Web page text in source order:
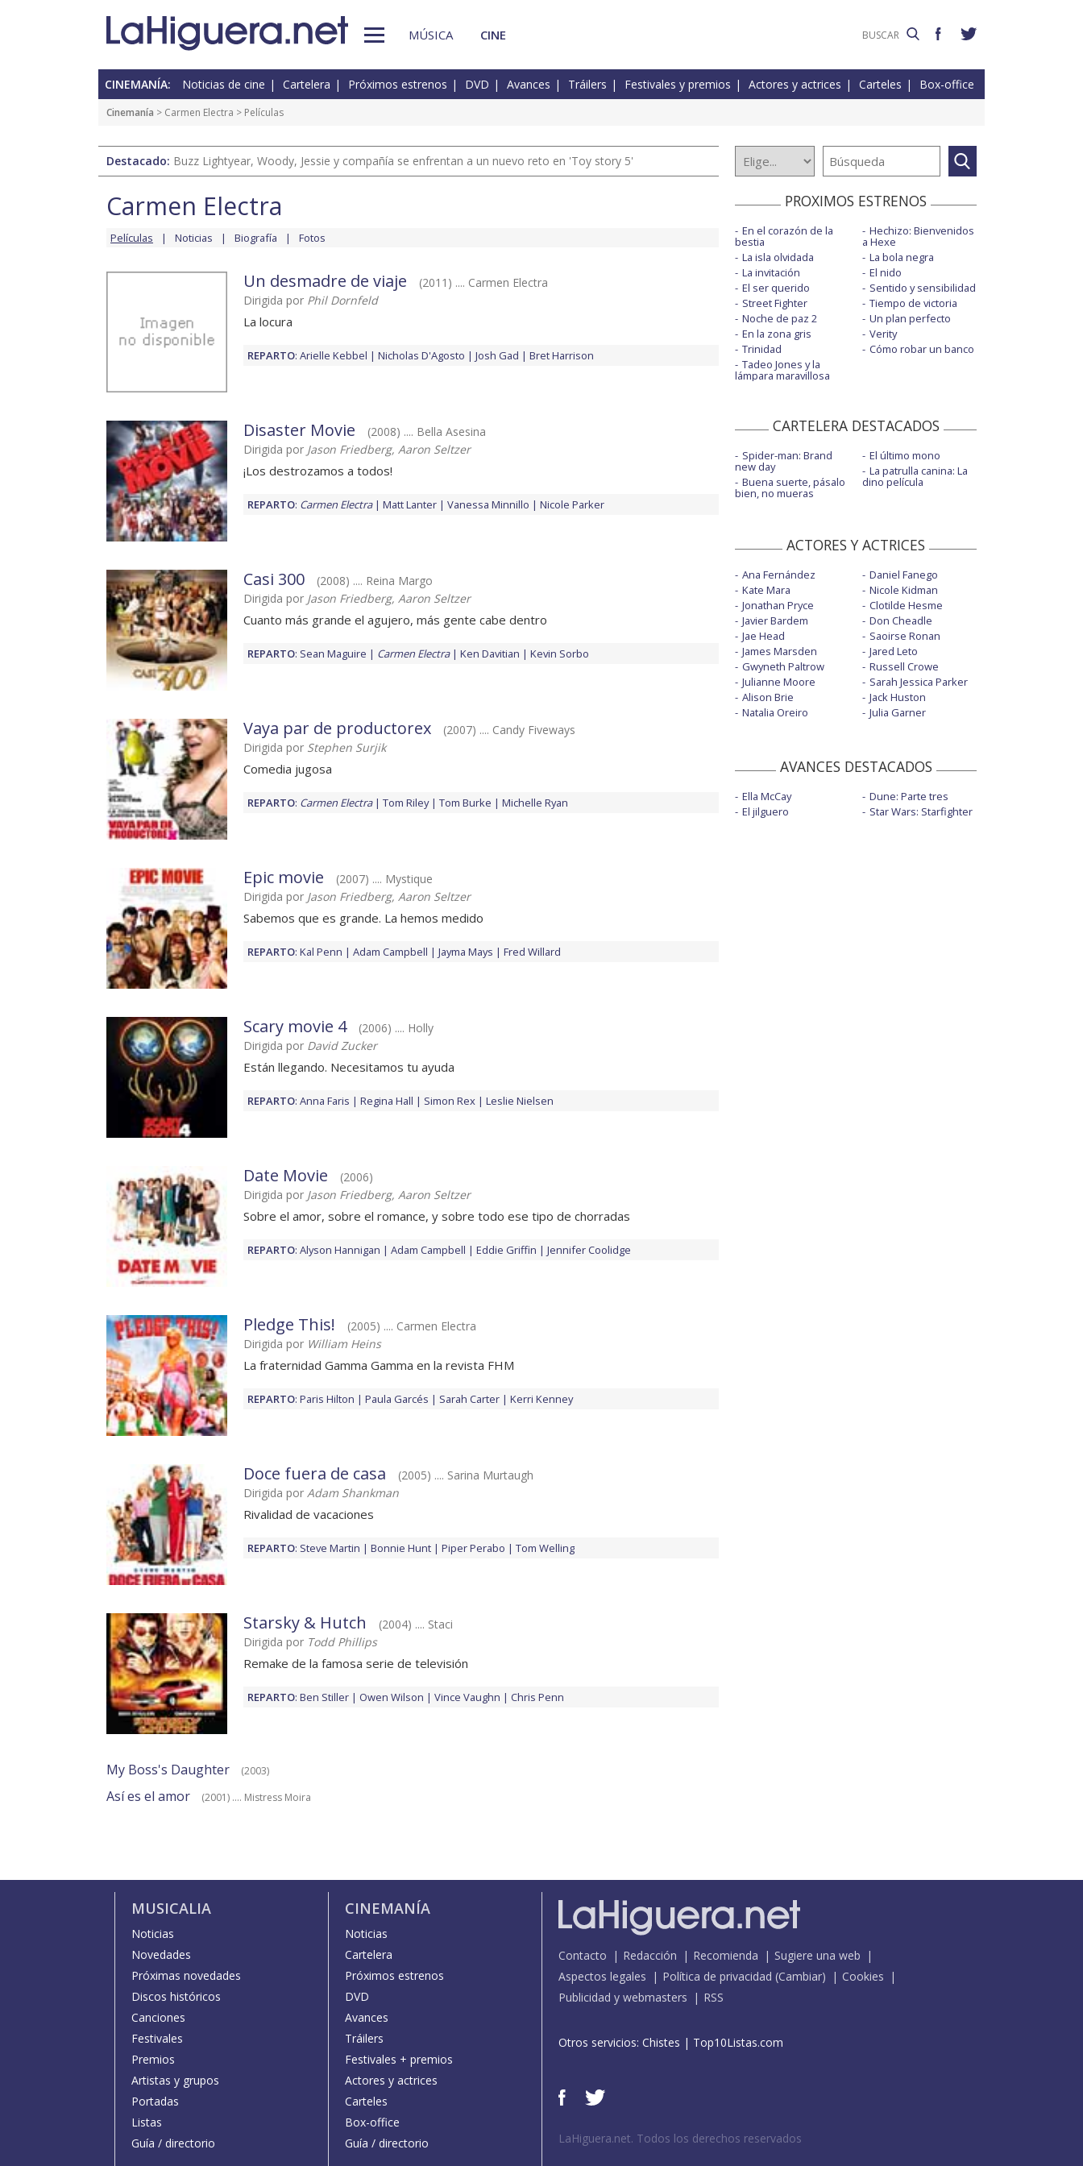
MÚSICA CINE
CINEMANÍA: Noticias de cine Cartelera Próximos estrenos DVD Avances Tráilers Festivales y premios Actores y actrices Carteles Box-office
Cinemanía > Carmen Electra > Películas
Destacado: Buzz Lightyear, Woody, Jessie y compañía se enfrentan a un nuevo reto en 'Toy story 5'
Carmen Electra
Películas Noticias Biografía Fotos
Un desmadre de viaje
(2011) .... Carmen Electra
Dirigida por Phil Dornfeld
La locura
REPARTO: Arielle Kebbel Nicholas D'Agosto Josh Gad Bret Harrison
Disaster Movie
(2008) .... Bella Asesina
Dirigida por Jason Friedberg, Aaron Seltzer
¡Los destrozamos a todos!
REPARTO: Carmen Electra Matt Lanter Vanessa Minnillo Nicole Parker
Casi 300
(2008) .... Reina Margo
Dirigida por Jason Friedberg, Aaron Seltzer
Cuanto más grande el agujero, más gente cabe dentro
REPARTO: Sean Maguire Carmen Electra Ken Davitian Kevin Sorbo
Vaya par de productorex
(2007) .... Candy Fiveways
Dirigida por Stephen Surjik
Comedia jugosa
REPARTO: Carmen Electra Tom Riley Tom Burke Michelle Ryan
Epic movie
(2007) .... Mystique
Dirigida por Jason Friedberg, Aaron Seltzer
Sabemos que es grande. La hemos medido
REPARTO: Kal Penn Adam Campbell Jayma Mays Fred Willard
Scary movie 4
(2006) .... Holly
Dirigida por David Zucker
Están llegando. Necesitamos tu ayuda
REPARTO: Anna Faris Regina Hall Simon Rex Leslie Nielsen
Date Movie
(2006)
Dirigida por Jason Friedberg, Aaron Seltzer
Sobre el amor, sobre el romance, y sobre todo ese tipo de chorradas
REPARTO: Alyson Hannigan Adam Campbell Eddie Griffin Jennifer Coolidge
Pledge This!
(2005) .... Carmen Electra
Dirigida por William Heins
La fraternidad Gamma Gamma en la revista FHM
REPARTO: Paris Hilton Paula Garcés Sarah Carter Kerri Kenney
Doce fuera de casa
(2005) .... Sarina Murtaugh
Dirigida por Adam Shankman
Rivalidad de vacaciones
REPARTO: Steve Martin Bonnie Hunt Piper Perabo Tom Welling
Starsky & Hutch
(2004) .... Staci
Dirigida por Todd Phillips
Remake de la famosa serie de televisión
REPARTO: Ben Stiller Owen Wilson Vince Vaughn Chris Penn
My Boss's Daughter (2003)
Así es el amor (2001) .... Mistress Moira
PROXIMOS ESTRENOS
En el corazón de la
bestia
La isla olvidada
La invitación
El ser querido
Street Fighter
Noche de paz 2
En la zona gris
Trinidad
Tadeo Jones y la
lámpara maravillosa
Hechizo: Bienvenidos
a Hexe
La bola negra
El nido
Sentido y sensibilidad
Tiempo de victoria
Un plan perfecto
Verity
Cómo robar un banco
CARTELERA DESTACADOS
Spider-man: Brand
new day
Buena suerte, pásalo
bien, no mueras
El último mono
La patrulla canina: La
dino película
ACTORES Y ACTRICES
Ana Fernández
Kate Mara
Jonathan Pryce
Javier Bardem
Jae Head
James Marsden
Gwyneth Paltrow
Julianne Moore
Alison Brie
Natalia Oreiro
Daniel Fanego
Nicole Kidman
Clotilde Hesme
Don Cheadle
Saoirse Ronan
Jared Leto
Russell Crowe
Sarah Jessica Parker
Jack Huston
Julia Garner
AVANCES DESTACADOS
Ella McCay
El jilguero
Dune: Parte tres
Star Wars: Starfighter
MUSICALIA
Noticias
Novedades
Próximas novedades
Discos históricos
Canciones
Festivales
Premios
Artistas y grupos
Portadas
Listas
Guía / directorio
CINEMANÍA
Noticias
Cartelera
Próximos estrenos
DVD
Avances
Tráilers
Festivales + premios
Actores y actrices
Carteles
Box-office
Guía / directorio
Contacto Redacción Recomienda
Sugiere una web
Aspectos legales
Política de privacidad (Cambiar)
Cookies
Publicidad y webmasters
RSS
Otros servicios: Chistes | Top10Listas.com
LaHiguera.net. Todos los derechos reservados